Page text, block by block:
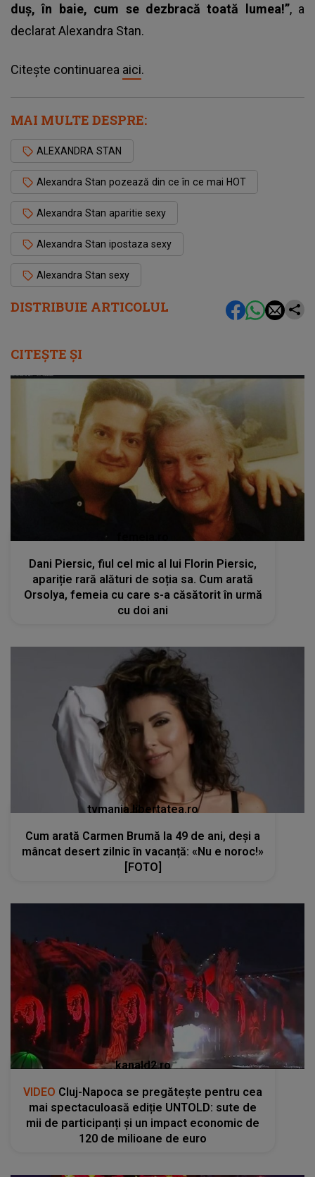
DISTRIBUIE ARTICOLUL
duș, în baie, cum se dezbracă toată lumea!”, a
declarat Alexandra Stan.
Citește continuarea aici.
MAI MULTE DESPRE:
ALEXANDRA STAN
Alexandra Stan pozează din ce în ce mai HOT
Alexandra Stan aparitie sexy
Alexandra Stan ipostaza sexy
Alexandra Stan sexy
CITEȘTE ȘI
Dani Piersic, fiul cel mic al lui Florin Piersic,
apariție rară alături de soția sa. Cum arată
Orsolya, femeia cu care s-a căsătorit în urmă
cu doi ani
tvmania.libertatea.ro
Cum arată Carmen Brumă la 49 de ani, deși a
mâncat desert zilnic în vacanță: «Nu e noroc!»
[FOTO]
kanald2.ro
VIDEO Cluj-Napoca se pregătește pentru cea
mai spectaculoasă ediție UNTOLD: sute de
mii de participanți și un impact economic de
120 de milioane de euro